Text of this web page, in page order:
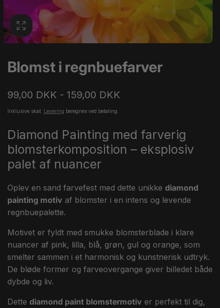
Blomst i regnbuefarver
99,00 DKK - 159,00 DKK
Inklusive skat. Levering beregnes ved betaling.
Diamond Painting med farverig
blomsterkomposition – eksplosiv
palet af nuancer
Oplev en sand farvefest med dette unikke diamond
painting motiv af blomster i en intens og levende
regnbuepalette.
Motivet er fyldt med smukke blomsterblade i klare
nuancer af pink, lilla, blå, grøn, gul og orange, som
smelter sammen i et harmonisk og kunstnerisk udtryk.
De bløde former og farveovergange giver billedet både
dybde og liv.
Dette diamond paint blomstermotiv er perfekt til dig,